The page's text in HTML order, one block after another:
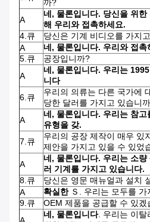
까?
A
네, 물론입니다. 당신을 위한
해 우리와 접촉하세요.
4.큐
당신은 기계 비디오를 가지
A
네, 물론입니다. 우리와 접촉
5.큐
공장입니까?
A
네, 물론입니다. 우리는
니다
6.큐
우리의 의류는 다른 국가에
당한 달러를 가지고 있습니
A
네, 물론입니다. 우리는 참
유형을 갖.
7.큐
우리의 공장 제작이 매우 있
제안을 가지고 있을 수 있었
A
네, 물론입니다. 우리는 소
러 기계를 가지고 있습니다.
8.큐
당신은 영문 매뉴얼과 설치
A
확실한Ｓ. 우리는 모두를 가
9.큐
OEM 제품을 공급할 수 있겠
네, 물론입니다. 우리는 이탈